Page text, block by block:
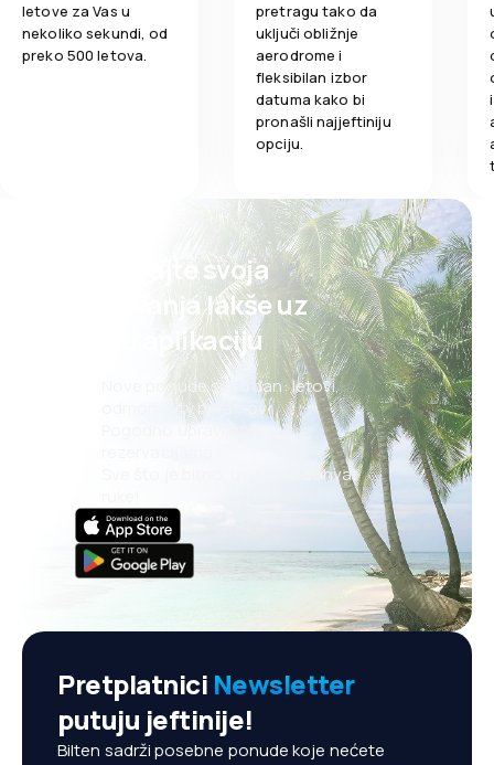
letove za Vas u
nekoliko sekundi, od
preko 500 letova.
pretragu tako da
uključi obližnje
aerodrome i
fleksibilan izbor
datuma kako bi
pronašli najjeftiniju
opciju.
Planirajte svoja
putovanja lakše uz
našu aplikaciju
Nove ponude svaki dan: letovi,
odmori, city break-ovi
Sve što je bitno, uvijek na dohvat
Pretplatnici Newsletter
putuju jeftinije!
Bilten sadrži posebne ponude koje nećete